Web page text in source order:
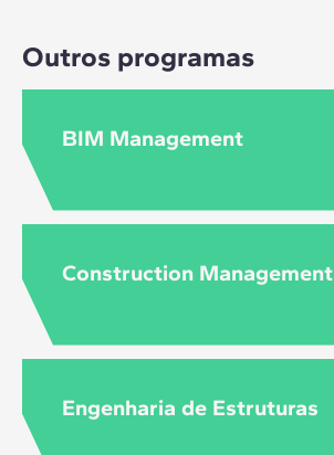
Outros programas
BIM Management
Construction Management
Engenharia de Estruturas